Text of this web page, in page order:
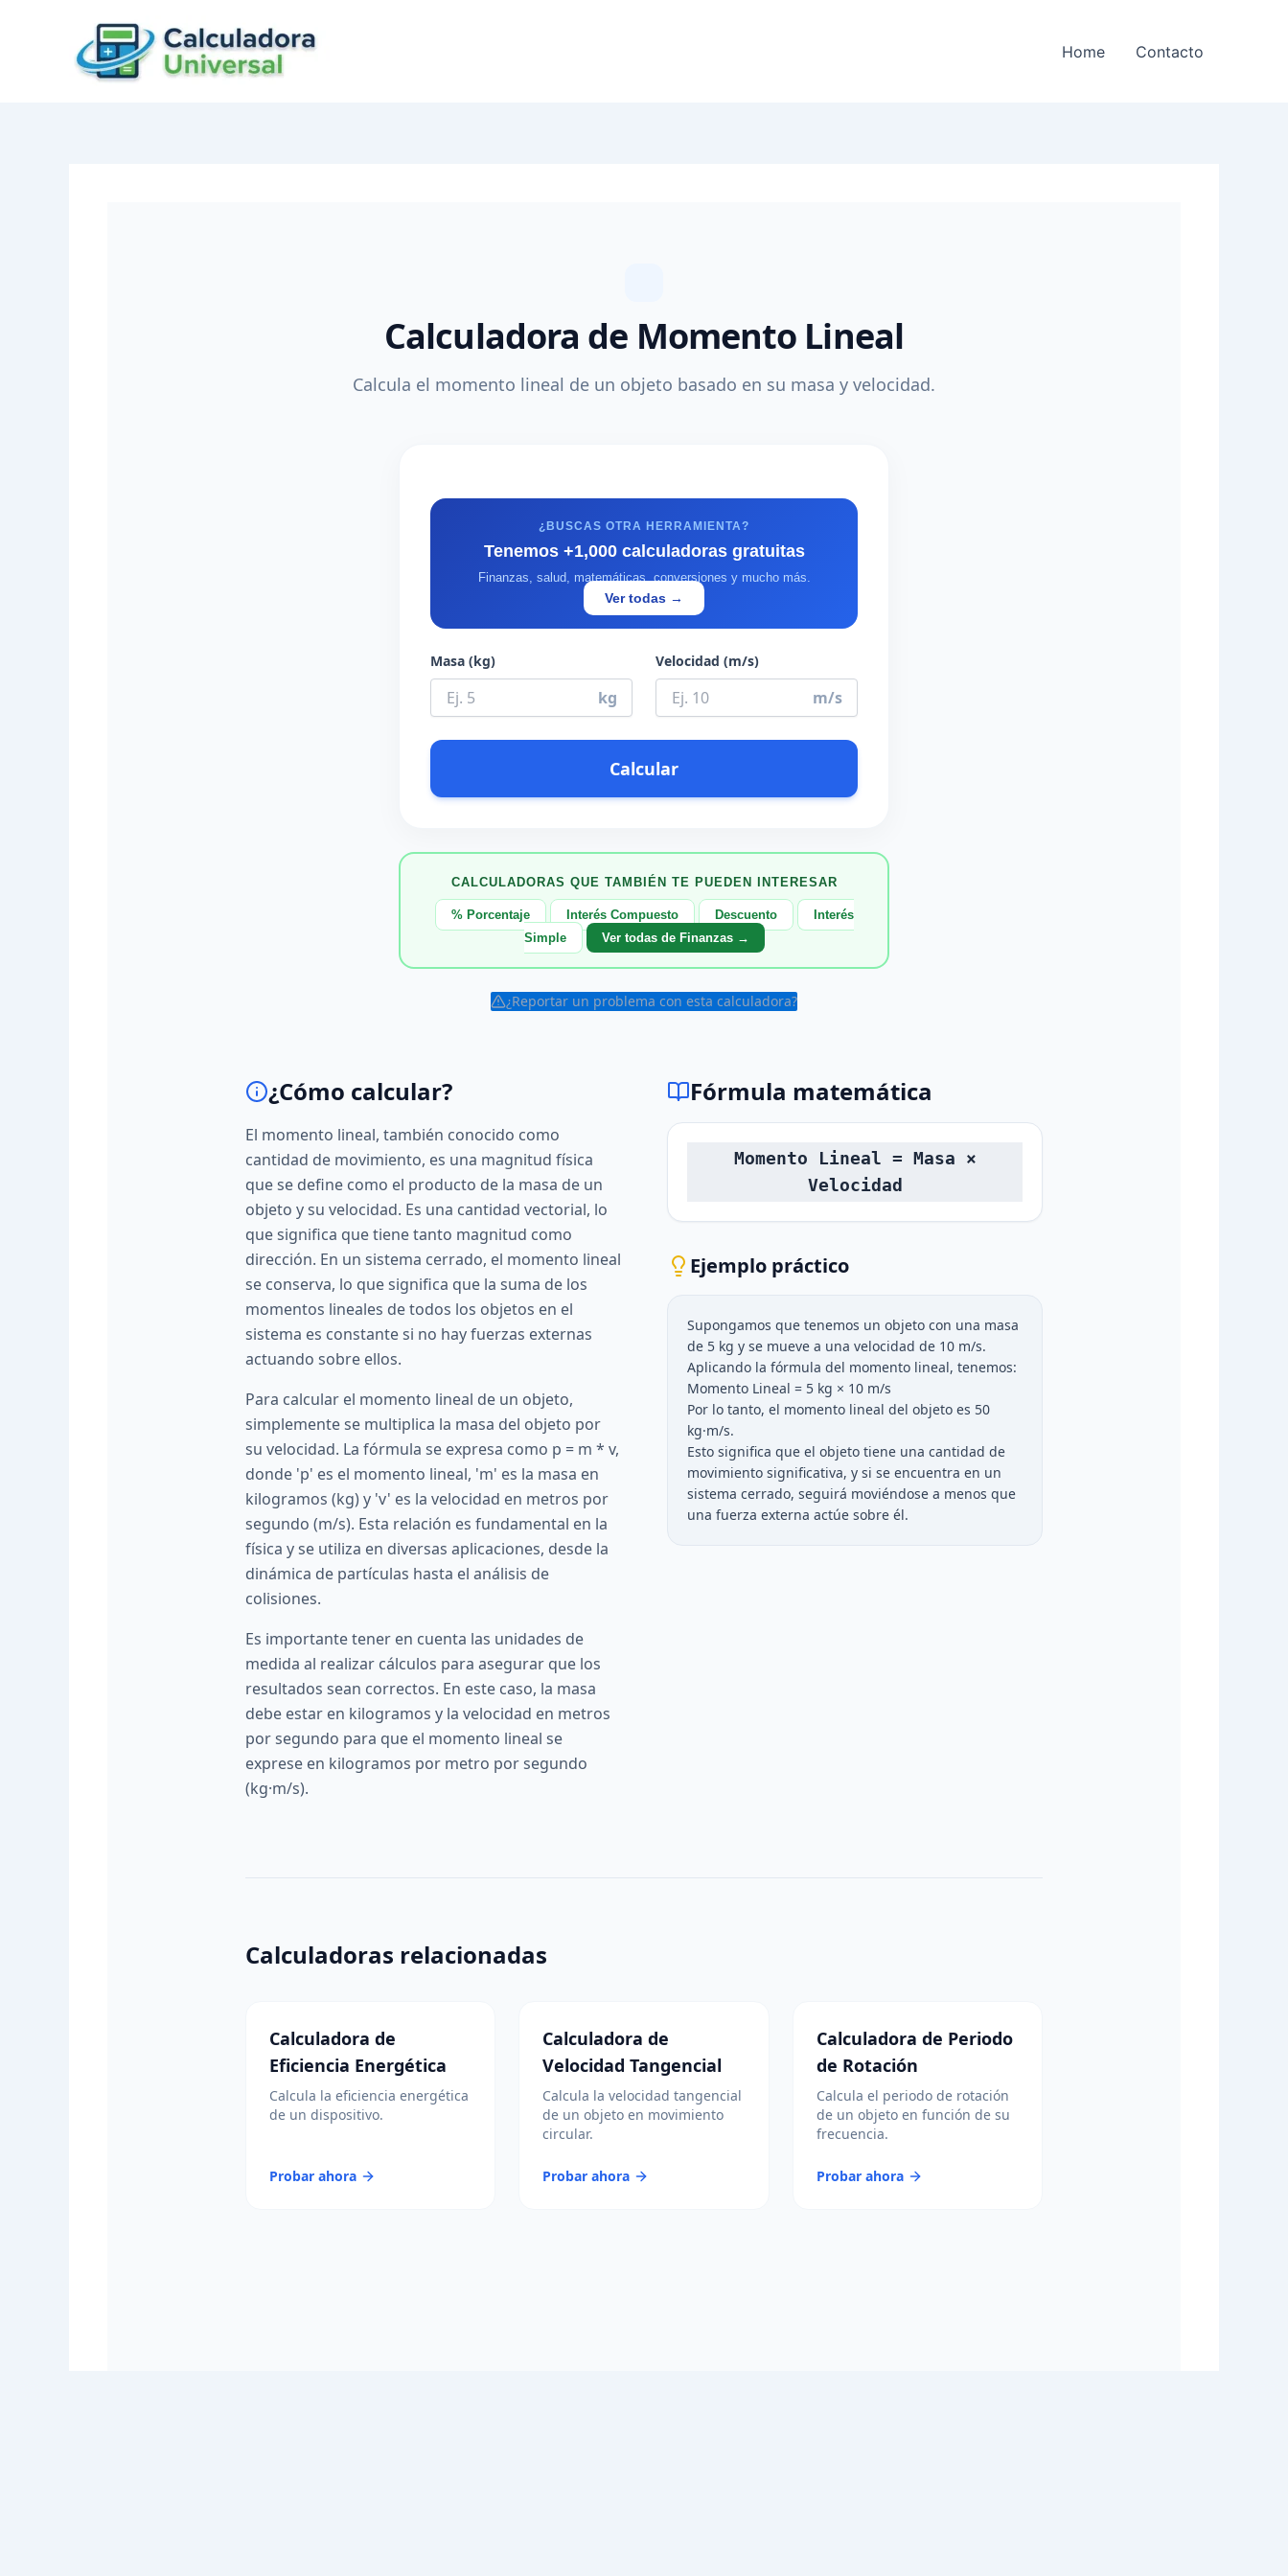
Home Contacto
Calculadora de Momento Lineal
Calcula el momento lineal de un objeto basado en su masa y velocidad.
¿BUSCAS OTRA HERRAMIENTA?
Tenemos +1,000 calculadoras gratuitas
Finanzas, salud, matemáticas, conversiones y mucho más.
Ver todas →
Masa (kg)
kg
Velocidad (m/s)
m/s
Calcular
CALCULADORAS QUE TAMBIÉN TE PUEDEN INTERESAR
% Porcentaje Interés Compuesto Descuento
Interés
Simple
Ver todas de Finanzas →
¿Reportar un problema con esta calculadora?
¿Cómo calcular?
El momento lineal, también conocido como
cantidad de movimiento, es una magnitud física
que se define como el producto de la masa de un
objeto y su velocidad. Es una cantidad vectorial, lo
que significa que tiene tanto magnitud como
dirección. En un sistema cerrado, el momento lineal
se conserva, lo que significa que la suma de los
momentos lineales de todos los objetos en el
sistema es constante si no hay fuerzas externas
actuando sobre ellos.
Para calcular el momento lineal de un objeto,
simplemente se multiplica la masa del objeto por
su velocidad. La fórmula se expresa como p = m * v,
donde 'p' es el momento lineal, 'm' es la masa en
kilogramos (kg) y 'v' es la velocidad en metros por
segundo (m/s). Esta relación es fundamental en la
física y se utiliza en diversas aplicaciones, desde la
dinámica de partículas hasta el análisis de
colisiones.
Es importante tener en cuenta las unidades de
medida al realizar cálculos para asegurar que los
resultados sean correctos. En este caso, la masa
debe estar en kilogramos y la velocidad en metros
por segundo para que el momento lineal se
exprese en kilogramos por metro por segundo
(kg·m/s).
Fórmula matemática
Momento Lineal = Masa ×
Velocidad
Ejemplo práctico
Supongamos que tenemos un objeto con una masa
de 5 kg y se mueve a una velocidad de 10 m/s.
Aplicando la fórmula del momento lineal, tenemos:
Momento Lineal = 5 kg × 10 m/s
Por lo tanto, el momento lineal del objeto es 50
kg·m/s.
Esto significa que el objeto tiene una cantidad de
movimiento significativa, y si se encuentra en un
sistema cerrado, seguirá moviéndose a menos que
una fuerza externa actúe sobre él.
Calculadoras relacionadas
Calculadora de
Eficiencia Energética
Calcula la eficiencia energética
de un dispositivo.
Probar ahora
Calculadora de
Velocidad Tangencial
Calcula la velocidad tangencial
de un objeto en movimiento
circular.
Probar ahora
Calculadora de Periodo
de Rotación
Calcula el periodo de rotación
de un objeto en función de su
frecuencia.
Probar ahora